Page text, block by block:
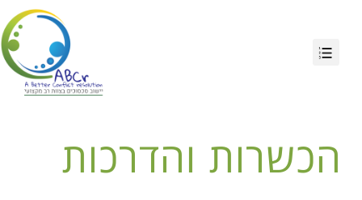
הכשרות והדרכות